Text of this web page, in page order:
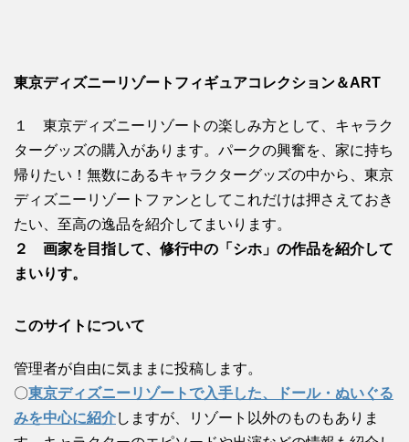
東京ディズニーリゾートフィギュアコレクション＆ART
１ 東京ディズニーリゾートの楽しみ方として、キャラク
ターグッズの購入があります。パークの興奮を、家に持ち
帰りたい！無数にあるキャラクターグッズの中から、東京
ディズニーリゾートファンとしてこれだけは押さえておき
たい、至高の逸品を紹介してまいります。
２ 画家を目指して、修行中の「シホ」の作品を紹介して
まいりす。
このサイトについて
管理者が自由に気ままに投稿します。
〇東京ディズニーリゾートで入手した、ドール・ぬいぐる
みを中心に紹介しますが、リゾート以外のものもありま